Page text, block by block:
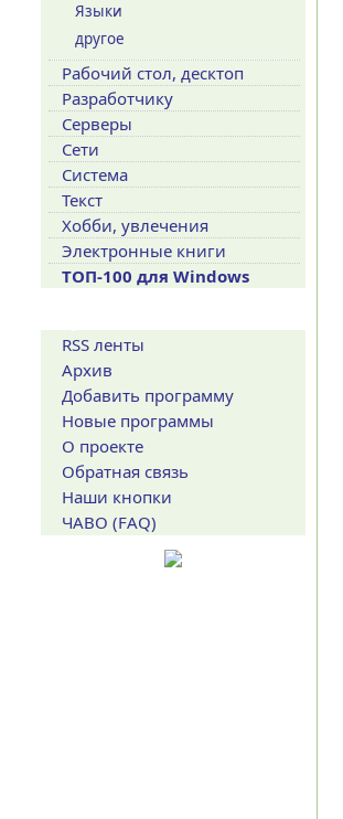
Языки
другое
Рабочий стол, десктоп
Разработчику
Серверы
Сети
Система
Текст
Хобби, увлечения
Электронные книги
ТОП-100 для Windows
RSS ленты
Архив
Добавить программу
Новые программы
О проекте
Обратная связь
Наши кнопки
ЧАВО (FAQ)